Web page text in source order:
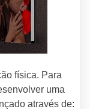
física. Para
uma
através de: